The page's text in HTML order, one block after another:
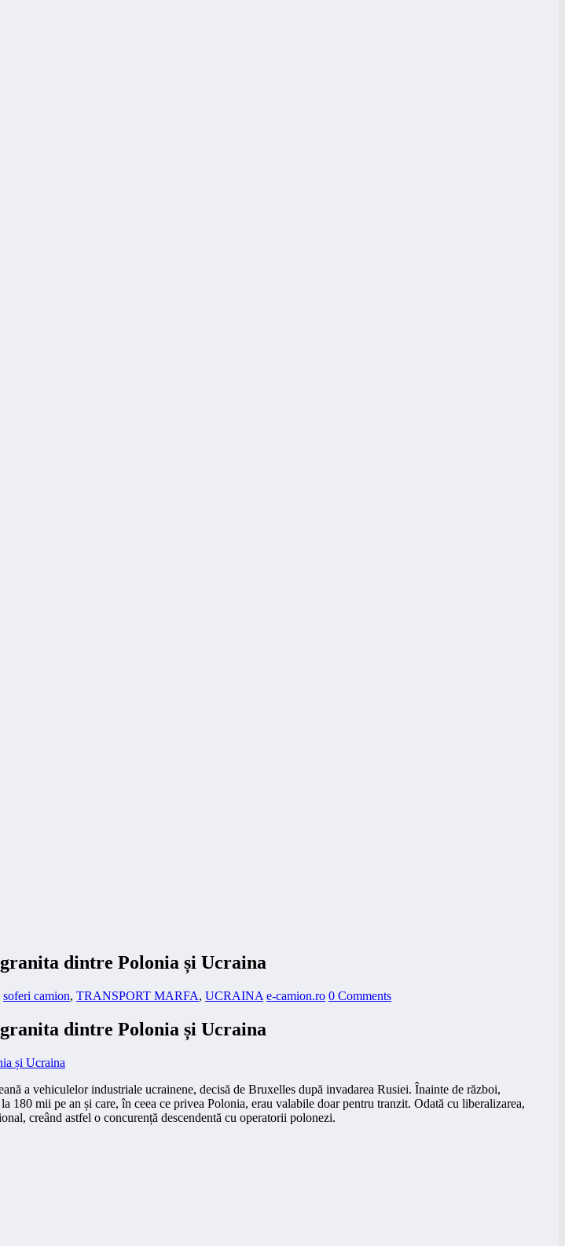
granita dintre Polonia și Ucraina
soferi camion, TRANSPORT MARFA, UCRAINA e-camion.ro 0 Comments
granita dintre Polonia și Ucraina
a vehiculelor industriale ucrainene, decisă de Bruxelles după invadarea Rusiei. Înainte de război,
mii pe an și care, în ceea ce privea Polonia, erau valabile doar pentru tranzit. Odată cu liberalizarea,
creând astfel o concurență descendentă cu operatorii polonezi.